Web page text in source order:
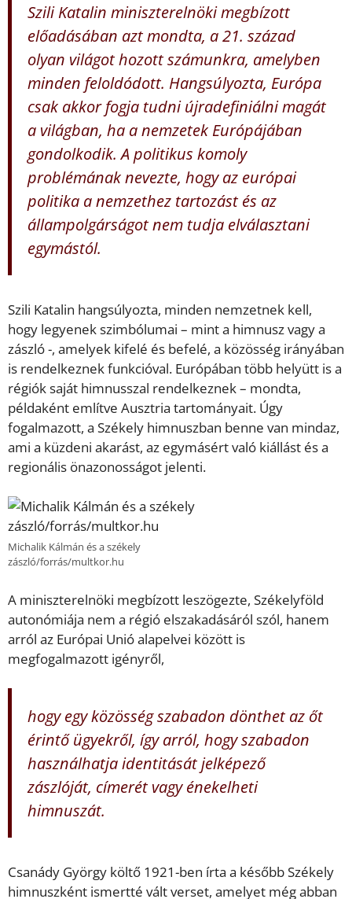
Szili Katalin miniszterelnöki megbízott
előadásában azt mondta, a 21. század
olyan világot hozott számunkra, amelyben
minden feloldódott. Hangsúlyozta, Európa
csak akkor fogja tudni újradefiniálni magát
a világban, ha a nemzetek Európájában
gondolkodik. A politikus komoly
problémának nevezte, hogy az európai
politika a nemzethez tartozást és az
állampolgárságot nem tudja elválasztani
egymástól.
Szili Katalin hangsúlyozta, minden nemzetnek kell,
hogy legyenek szimbólumai – mint a himnusz vagy a
zászló -, amelyek kifelé és befelé, a közösség irányában
is rendelkeznek funkcióval. Európában több helyütt is a
régiók saját himnusszal rendelkeznek – mondta,
példaként említve Ausztria tartományait. Úgy
fogalmazott, a Székely himnuszban benne van mindaz,
ami a küzdeni akarást, az egymásért való kiállást és a
regionális önazonosságot jelenti.
Michalik Kálmán és a székely
zászló/forrás/multkor.hu
A miniszterelnöki megbízott leszögezte, Székelyföld
autonómiája nem a régió elszakadásáról szól, hanem
arról az Európai Unió alapelvei között is
megfogalmazott igényről,
hogy egy közösség szabadon dönthet az őt
érintő ügyekről, így arról, hogy szabadon
használhatja identitását jelképező
zászlóját, címerét vagy énekelheti
himnuszát.
Csanády György költő 1921-ben írta a később Székely
himnuszként ismertté vált verset, amelyet még abban